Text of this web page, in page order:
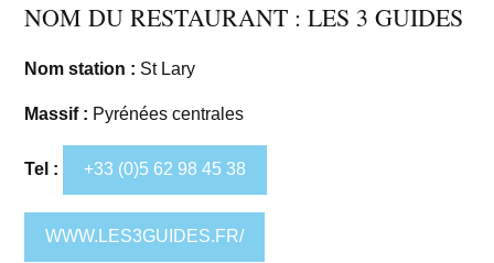
NOM DU RESTAURANT : LES 3 GUIDES
Nom station : St Lary
Massif : Pyrénées centrales
Tel : +33 (0)5 62 98 45 38
WWW.LES3GUIDES.FR/